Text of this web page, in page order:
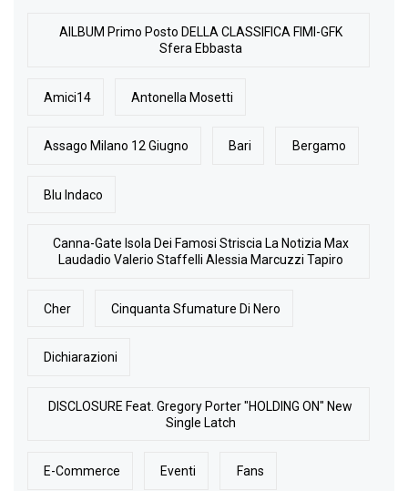
AlLBUM Primo Posto DELLA CLASSIFICA FIMI-GFK
Sfera Ebbasta
Amici14 Antonella Mosetti
Assago Milano 12 Giugno Bari Bergamo
Blu Indaco
Canna-Gate Isola Dei Famosi Striscia La Notizia Max
Laudadio Valerio Staffelli Alessia Marcuzzi Tapiro
Cher Cinquanta Sfumature Di Nero
Dichiarazioni
DISCLOSURE Feat. Gregory Porter "HOLDING ON" New
Single Latch
E-Commerce Eventi Fans